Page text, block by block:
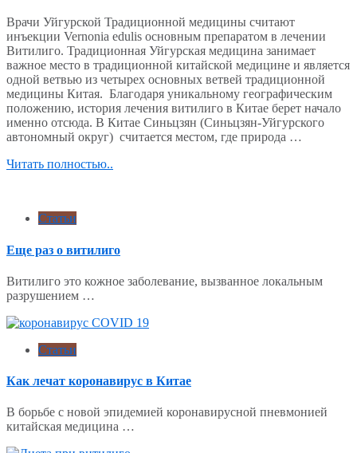
Врачи Уйгурской Традиционной медицины считают
инъекции Vernonia edulis основным препаратом в лечении
Витилиго. Традиционная Уйгурская медицина занимает
важное место в традиционной китайской медицине и является
одной ветвью из четырех основных ветвей традиционной
медицины Китая. Благодаря уникальному географическим
положению, история лечения витилиго в Китае берет начало
именно отсюда. В Китае Синьцзян (Синьцзян-Уйгурского
автономный округ) считается местом, где природа …
Читать полностью..
Статьи
Еще раз о витилиго
Витилиго это кожное заболевание, вызванное локальным
разрушением …
Статьи
Как лечат коронавирус в Китае
В борьбе с новой эпидемией коронавирусной пневмонией
китайская медицина …